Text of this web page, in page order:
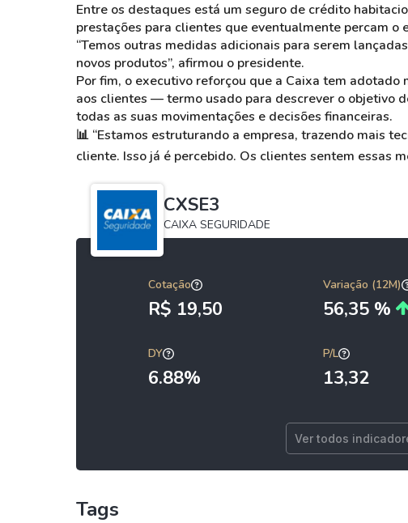
Entre os destaques está um seguro de crédito
prestações para clientes que eventualmente percam o
“Temos outras medidas adicionais para serem
novos produtos”, afirmou o presidente.
Por fim, o executivo reforçou que a Caixa tem adotado
aos clientes — termo usado para descrever o objetivo
todas as suas movimentações e decisões financeiras.
📊 “Estamos estruturando a empresa, trazendo mais
cliente. Isso já é percebido. Os clientes sentem essas
CXSE3
CAIXA SEGURIDADE
Cotação
R$ 19,50
Variação (12M)
56,35 %
DY
6.88%
P/L
13,32
Ver todos
Tags